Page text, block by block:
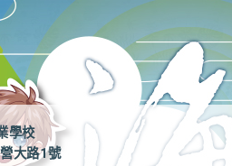
學校
大路1號